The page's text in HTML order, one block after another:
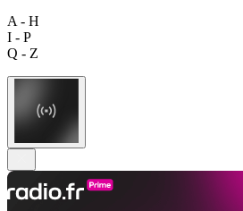
A - H
I - P
Q - Z